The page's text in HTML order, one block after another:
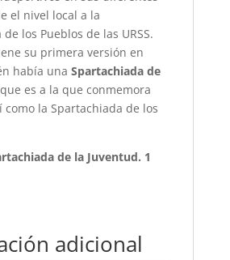
el nivel local a la
los Pueblos de las URSS.
su primera versión en
había una Spartachiada de
es a la que conmemora
como la Spartachiada de los
de la Juventud. 1
adicional